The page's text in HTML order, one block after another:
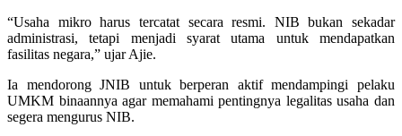
“Usaha mikro harus tercatat secara resmi. NIB bukan sekadar
administrasi, tetapi menjadi syarat utama untuk mendapatkan
fasilitas negara,” ujar Ajie.
Ia mendorong JNIB untuk berperan aktif mendampingi pelaku
UMKM binaannya agar memahami pentingnya legalitas usaha dan
segera mengurus NIB.